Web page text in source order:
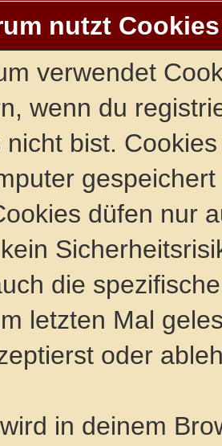
nutzt Cookies
verwendet
wenn du
bist.
düfen nur
die
letzten Mal
oder
in deinem